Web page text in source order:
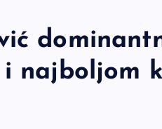
i najboljom